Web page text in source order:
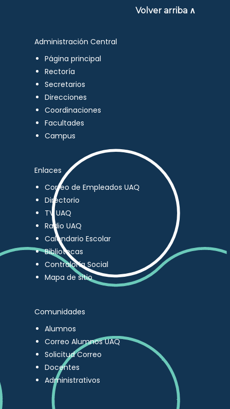
Volver arriba ∧
Administración Central
Página principal
Rectoría
Secretarios
Direcciones
Coordinaciones
Facultades
Campus
Enlaces
Correo de Empleados UAQ
Directorio
TV UAQ
Radio UAQ
Calendario Escolar
Bibliotecas
Contraloría Social
Mapa de sitio
Comunidades
Alumnos
Correo Alumnos UAQ
Solicitud Correo
Docentes
Administrativos